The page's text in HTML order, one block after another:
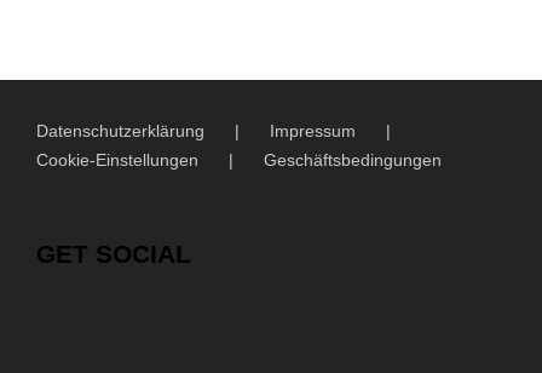
Datenschutzerklärung
Impressum
Cookie-Einstellungen
Geschäftsbedingungen
GET SOCIAL